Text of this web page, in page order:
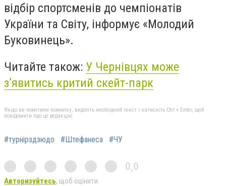
відбір спортсменів до чемпіонатів
України та Світу, інформує «Молодий
Буковинець».
Читайте також: У Чернівцях може
з’явитись критий скейт-парк
Якщо ви помітили помилку, виділіть необхідний текст і натисніть Ctrl + Enter, щоб
повідомити про це редакцію
#турнірздзюдо #Штефанеса #ЧУ
0,0
Авторизуйтесь, щоб оцінити